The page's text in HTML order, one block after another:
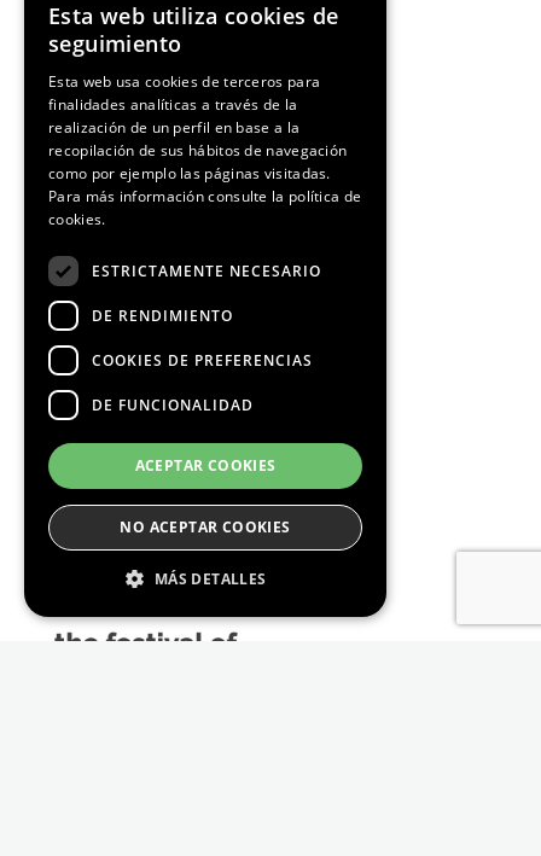
Media Partners
ENGLISH
Esta web utiliza cookies de
seguimiento
Esta web usa cookies de terceros para
finalidades analíticas a través de la
realización de un perfil en base a la
recopilación de sus hábitos de navegación
como por ejemplo las páginas visitadas.
Para más información consulte la política de
cookies.
ESTRICTAMENTE NECESARIO
DE RENDIMIENTO
COOKIES DE PREFERENCIAS
DE FUNCIONALIDAD
ACEPTAR COOKIES
NO ACEPTAR COOKIES
MÁS DETALLES